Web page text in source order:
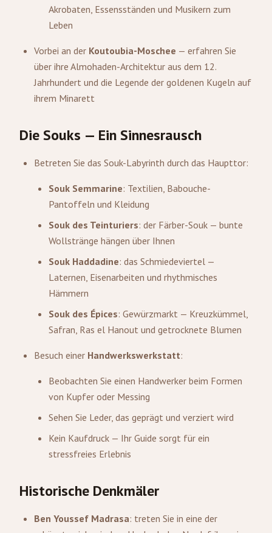
Akrobaten, Essensständen und Musikern zum
Leben
Vorbei an der Koutoubia-Moschee — erfahren Sie
über ihre Almohaden-Architektur aus dem 12.
Jahrhundert und die Legende der goldenen Kugeln auf
ihrem Minarett
Die Souks — Ein Sinnesrausch
Betreten Sie das Souk-Labyrinth durch das Haupttor:
Souk Semmarine: Textilien, Babouche-
Pantoffeln und Kleidung
Souk des Teinturiers: der Färber-Souk — bunte
Wollstränge hängen über Ihnen
Souk Haddadine: das Schmiedeviertel —
Laternen, Eisenarbeiten und rhythmisches
Hämmern
Souk des Épices: Gewürzmarkt — Kreuzkümmel,
Safran, Ras el Hanout und getrocknete Blumen
Besuch einer Handwerkswerkstatt:
Beobachten Sie einen Handwerker beim Formen
von Kupfer oder Messing
Sehen Sie Leder, das geprägt und verziert wird
Kein Kaufdruck — Ihr Guide sorgt für ein
stressfreies Erlebnis
Historische Denkmäler
Ben Youssef Madrasa: treten Sie in eine der